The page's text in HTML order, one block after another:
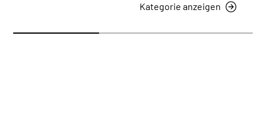
Kategorie anzeigen